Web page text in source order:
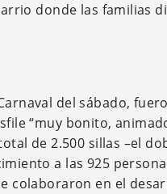
donde las familias
del sábado,
“muy bonito,
de 2.500 sillas –el
a las 925
colaboraron en el